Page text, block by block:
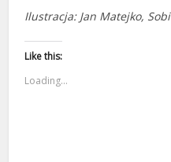
Ilustracja: Jan Matejko,
Like this:
Loading...